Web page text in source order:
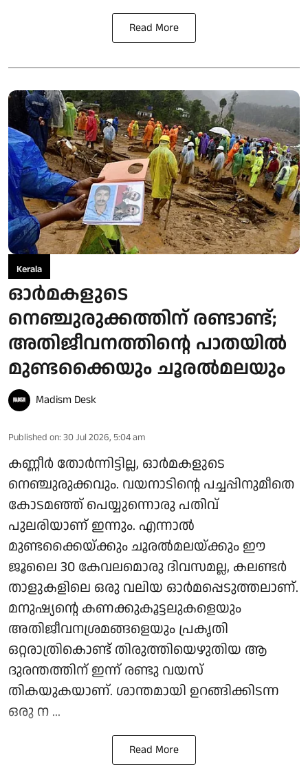
Read More
Kerala
ഓർമകളുടെ
നെഞ്ചുരുക്കത്തിന് രണ്ടാണ്ട്;
അതിജീവനത്തിന്റെ പാതയിൽ
മുണ്ടക്കൈയും ചൂരൽമലയും
Madism Desk
Published on: 30 Jul 2026, 5:04 am
കണ്ണീർ തോർന്നിട്ടില്ല, ഓർമകളുടെ
നെഞ്ചുരുക്കവും. വയനാടിന്റെ പച്ചപ്പിനുമീതെ
കോടമഞ്ഞ് പെയ്യുന്നൊരു പതിവ്
പുലരിയാണ് ഇന്നും. എന്നാൽ
മുണ്ടക്കൈയ്ക്കും ചൂരൽമലയ്ക്കും ഈ
ജൂലൈ 30 കേവലമൊരു ദിവസമല്ല, കലണ്ടർ
താളുകളിലെ ഒരു വലിയ ഓർമപ്പെടുത്തലാണ്.
മനുഷ്യന്റെ കണക്കുകൂട്ടലുകളെയും
അതിജീവനശ്രമങ്ങളെയും പ്രകൃതി
ഒറ്റരാത്രികൊണ്ട് തിരുത്തിയെഴുതിയ ആ
ദുരന്തത്തിന് ഇന്ന് രണ്ടു വയസ്
തികയുകയാണ്. ശാന്തമായി ഉറങ്ങിക്കിടന്ന
ഒരു ന ...
Read More